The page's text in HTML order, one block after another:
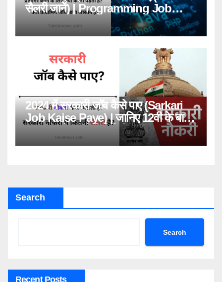
सैलरी जानें) | Programming Job
Kaise Paye?
2024 में सरकारी जॉब कैसे पाए (Sarkari
Job Kaise Paye) | जानिए 12वी के बाद
सरकारी नौकरी कैसे मिलेगी?
Search
Search
Recent Posts